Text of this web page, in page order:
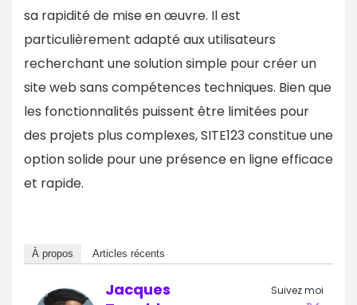
sa rapidité de mise en œuvre. Il est
particulièrement adapté aux utilisateurs
recherchant une solution simple pour créer un
site web sans compétences techniques. Bien que
les fonctionnalités puissent être limitées pour
des projets plus complexes, SITE123 constitue une
option solide pour une présence en ligne efficace
et rapide.​
À propos Articles récents
Suivez moi
Jacques